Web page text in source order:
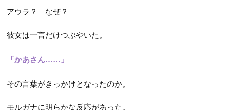
アウラ？ なぜ？
彼女は一言だけつぶやいた。
「かあさん……」
その言葉がきっかけとなったのか。
モルガナに明らかな反応があった。